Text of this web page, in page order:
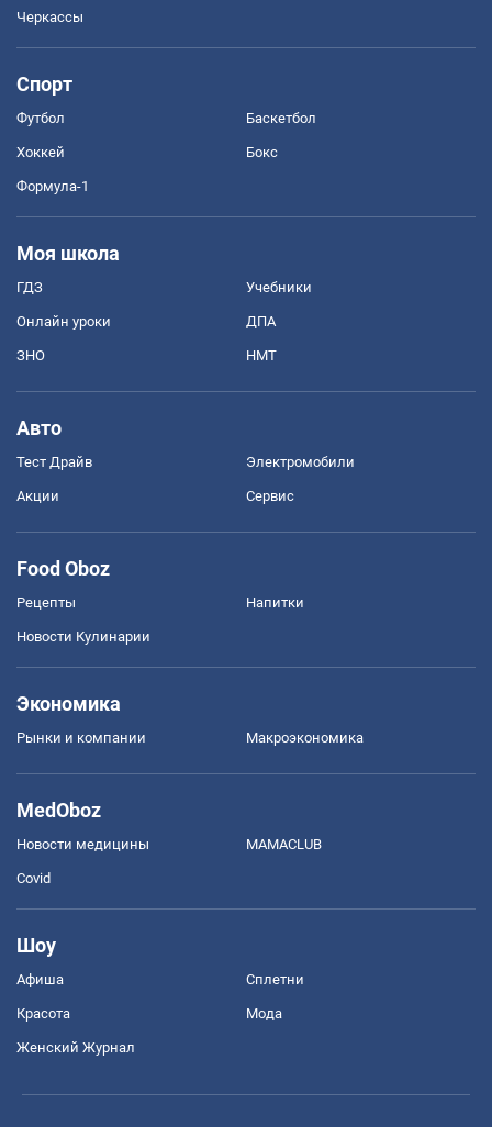
Черкассы
Спорт
Футбол Баскетбол
Хоккей Бокс
Формула-1
Моя школа
ГДЗ Учебники
Онлайн уроки ДПА
ЗНО НМТ
Авто
Тест Драйв Электромобили
Акции Сервис
Food Oboz
Рецепты Напитки
Новости Кулинарии
Экономика
Рынки и компании Mакроэкономика
MedOboz
Новости медицины MAMACLUB
Covid
Шоу
Афиша Сплетни
Красота Мода
Женский Журнал